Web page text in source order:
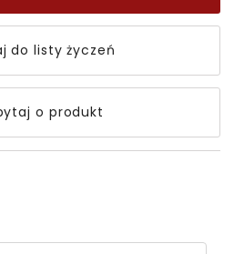
do listy życzeń
o produkt